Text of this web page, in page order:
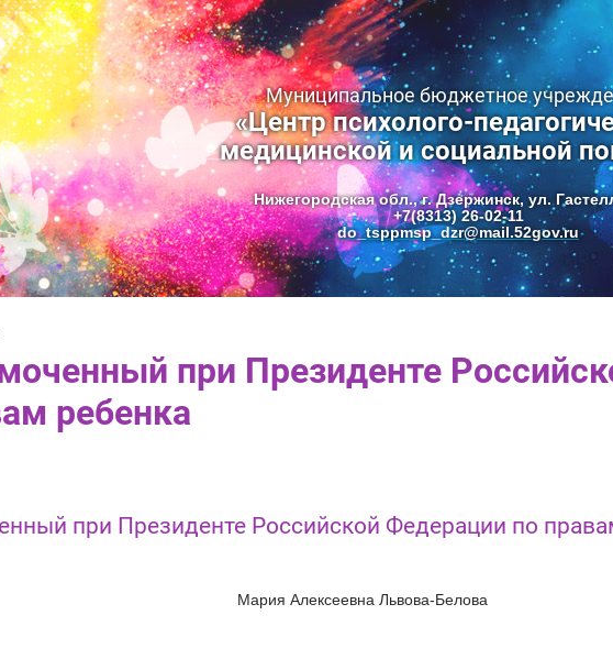
Муниципальное бюджетное
«Центр психолого-
медицинской и социальной
Нижегородская обл., г. Дзержинск, ул.
+7(8313) 26-02-11
do_tsppmsp_dzr@mail.52gov.ru
при Президенте
ребенка
при Президенте Российской Федерации по
Мария Алексеевна Львова-Белова